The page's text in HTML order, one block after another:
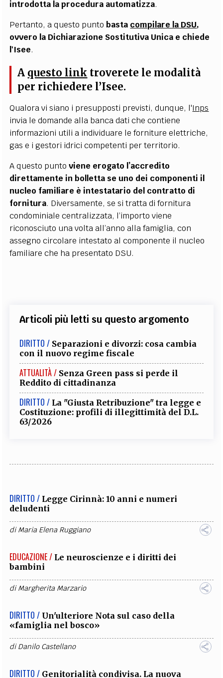
introdotta la procedura automatizza.
Pertanto, a questo puntobasta compilare la DSU,
ovvero la Dichiarazione Sostitutiva Unica e chiede
l'Isee.
A questo link troverete le modalità
per richiedere l’Isee.
Qualora vi siano i presupposti previsti, dunque, l'Inps
invia le domande alla banca dati che contiene
informazioni utili a individuare le forniture elettriche,
gas e i gestori idrici competenti per territorio.
A questo puntoviene erogato l’accredito
direttamente in bolletta se uno dei componenti il
nucleo familiare è intestatario del contratto di
fornitura. Diversamente, se si tratta di fornitura
condominiale centralizzata, l’importo viene
riconosciuto una volta all’anno alla famiglia, con
assegno circolare intestato al componente il nucleo
familiare che ha presentato DSU.
Articoli più letti su questo argomento
DIRITTO / Separazioni e divorzi: cosa cambia
con il nuovo regime fiscale
ATTUALITÀ / Senza Green pass si perde il
Reddito di cittadinanza
DIRITTO / La "Giusta Retribuzione" tra legge e
Costituzione: profili di illegittimità del D.L.
63/2026
DIRITTO / Legge Cirinnà: 10 anni e numeri
deludenti
diMaria Elena Ruggiano
EDUCAZIONE / Le neuroscienze e i diritti dei
bambini
diMargherita Marzario
DIRITTO / Un'ulteriore Nota sul caso della
«famiglia nel bosco»
diDanilo Castellano
DIRITTO / Genitorialità condivisa. La nuova